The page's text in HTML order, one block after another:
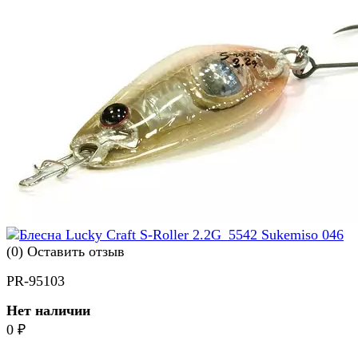
(0) Оставить отзыв
PR-95103
Нет наличии
0 ₽